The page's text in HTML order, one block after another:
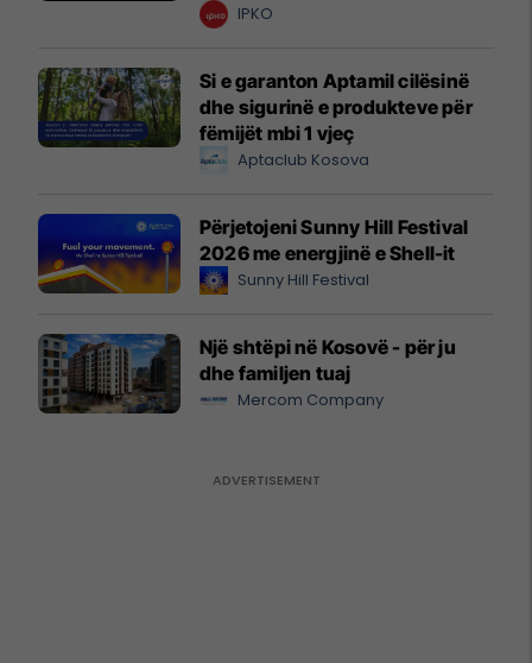
IPKO
Si e garanton Aptamil cilësinë
dhe sigurinë e produkteve për
fëmijët mbi 1 vjeç
Aptaclub Kosova
Përjetojeni Sunny Hill Festival
2026 me energjinë e Shell-it
Sunny Hill Festival
Një shtëpi në Kosovë - për ju
dhe familjen tuaj
Mercom Company